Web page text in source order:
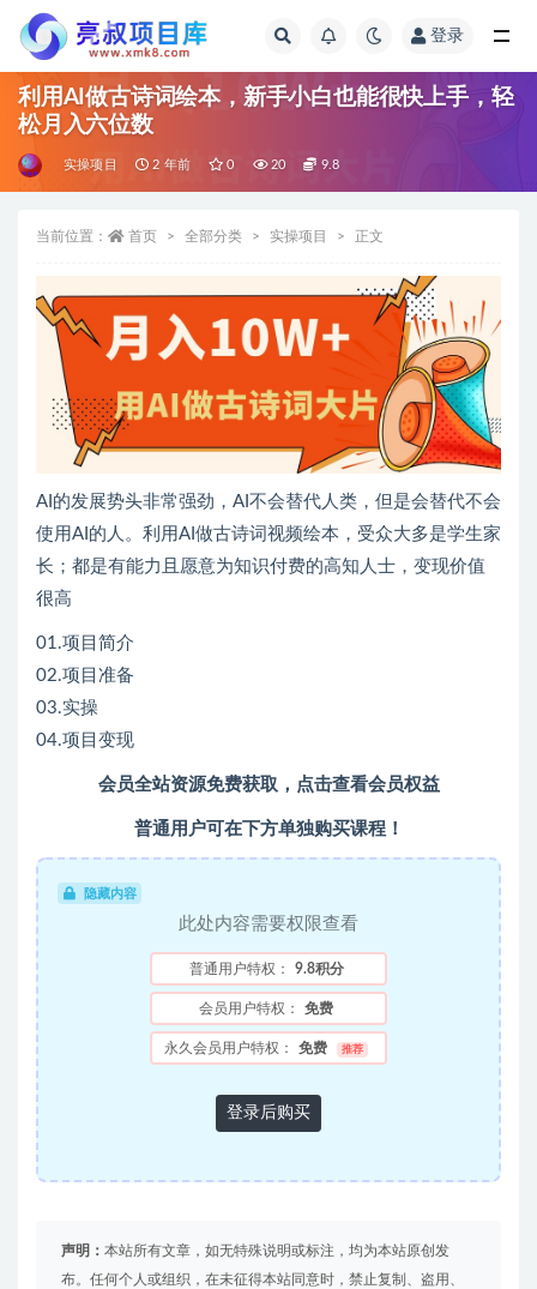
登录
利用AI做古诗词绘本，新手小白也能很快上手，轻
松月入六位数
实操项目 2 年前 0 20 9.8
当前位置： 首页 全部分类 实操项目 正文
AI的发展势头非常强劲，AI不会替代人类，但是会替代不会
使用AI的人。利用AI做古诗词视频绘本，受众大多是学生家
长；都是有能力且愿意为知识付费的高知人士，变现价值
很高
01.项目简介
02.项目准备
03.实操
04.项目变现
会员全站资源免费获取，点击查看会员权益
普通用户可在下方单独购买课程！
隐藏内容
此处内容需要权限查看
普通用户特权： 9.8积分
会员用户特权： 免费
永久会员用户特权： 免费 推荐
登录后购买
声明： 本站所有文章，如无特殊说明或标注，均为本站原创发
布。任何个人或组织，在未征得本站同意时，禁止复制、盗用、